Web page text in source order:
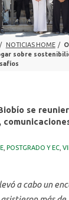
CONTINUA
/ NOTICIAS HOME /
sobre
se
POSTGRADO Y EC
a cabo un